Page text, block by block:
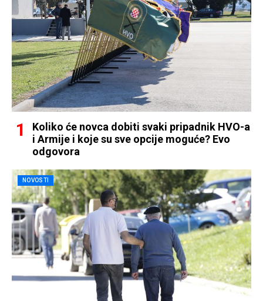
Koliko će novca dobiti svaki pripadnik HVO-a
i Armije i koje su sve opcije moguće? Evo
odgovora
NOVOSTI